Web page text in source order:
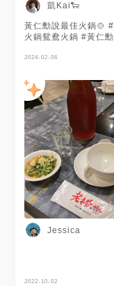
凱Kai🐑
黃仁勳說最佳火鍋🍲 #老撈麻辣
火鍋鴛鴦火鍋 #黃仁勳
2024-02-06
Jessica
2022-10-02